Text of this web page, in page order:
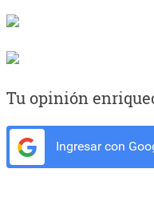
Tu opinión
Ingresar con